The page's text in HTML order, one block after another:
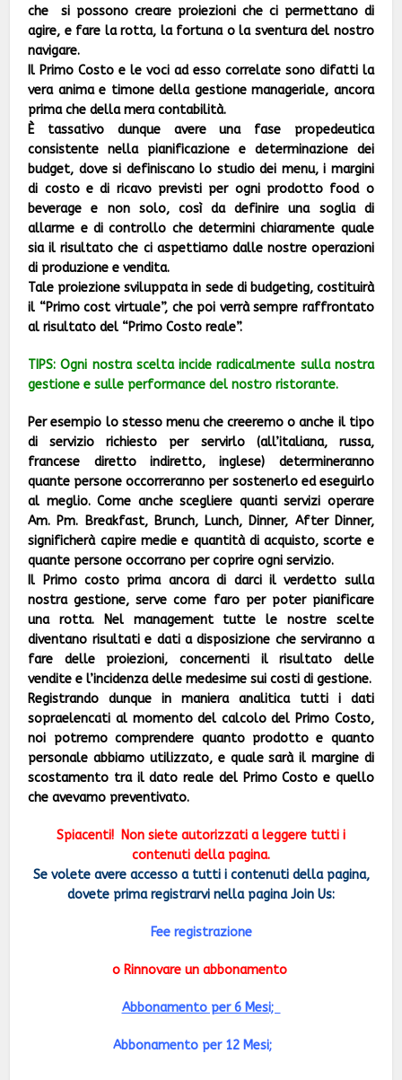
che si possono creare proiezioni che ci permettano di
agire, e fare la rotta, la fortuna o la sventura del nostro
navigare.
Il Primo Costo e le voci ad esso correlate sono difatti la
vera anima e timone della gestione manageriale, ancora
prima che della mera contabilità.
È tassativo dunque avere una fase propedeutica
consistente nella pianificazione e determinazione dei
budget, dove si definiscano lo studio dei menu, i margini
di costo e di ricavo previsti per ogni prodotto food o
beverage e non solo, così da definire una soglia di
allarme e di controllo che determini chiaramente quale
sia il risultato che ci aspettiamo dalle nostre operazioni
di produzione e vendita.
Tale proiezione sviluppata in sede di budgeting, costituirà
il “Primo cost virtuale”, che poi verrà sempre raffrontato
al risultato del “Primo Costo reale”.
TIPS: Ogni nostra scelta incide radicalmente sulla nostra
gestione e sulle performance del nostro ristorante.
Per esempio lo stesso menu che creeremo o anche il tipo
di servizio richiesto per servirlo (all’italiana, russa,
francese diretto indiretto, inglese) determineranno
quante persone occorreranno per sostenerlo ed eseguirlo
al meglio. Come anche scegliere quanti servizi operare
Am. Pm. Breakfast, Brunch, Lunch, Dinner, After Dinner,
significherà capire medie e quantità di acquisto, scorte e
quante persone occorrano per coprire ogni servizio.
Il Primo costo prima ancora di darci il verdetto sulla
nostra gestione, serve come faro per poter pianificare
una rotta. Nel management tutte le nostre scelte
diventano risultati e dati a disposizione che serviranno a
fare delle proiezioni, concernenti il risultato delle
vendite e l’incidenza delle medesime sui costi di gestione.
Registrando dunque in maniera analitica tutti i dati
sopraelencati al momento del calcolo del Primo Costo,
noi potremo comprendere quanto prodotto e quanto
personale abbiamo utilizzato, e quale sarà il margine di
scostamento tra il dato reale del Primo Costo e quello
che avevamo preventivato.
Spiacenti! Non siete autorizzati a leggere tutti i
contenuti della pagina.
Se volete avere accesso a tutti i contenuti della pagina,
dovete prima registrarvi nella pagina Join Us:
Fee registrazione
o Rinnovare un abbonamento
Abbonamento per 6 Mesi;
Abbonamento per 12 Mesi;